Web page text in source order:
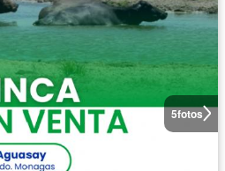
5fotos